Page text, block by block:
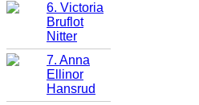
6. Victoria
Bruflot
Nitter
7. Anna
Ellinor
Hansrud